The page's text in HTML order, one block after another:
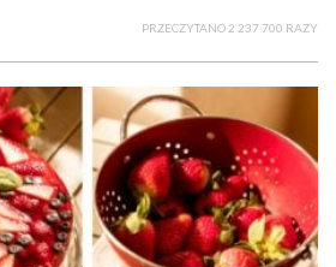
PRZECZYTANO 2 237 700 RAZY